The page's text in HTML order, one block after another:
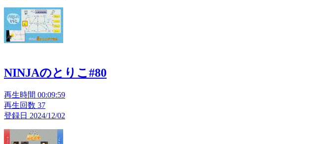
NINJAのとりこ#80
再生時間 00:09:59
再生回数 37
登録日 2024/12/02